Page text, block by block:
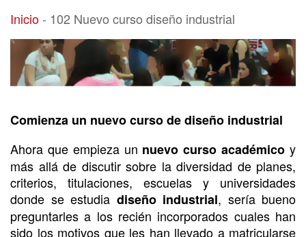
102 Nuevo curso diseño industrial
Inicio- 102 Nuevo curso diseño industrial
Comienza un nuevo curso de diseño industrial
Ahora que empieza un nuevo curso académico y
más allá de discutir sobre la diversidad de planes,
criterios, titulaciones, escuelas y universidades
donde se estudia diseño industrial, sería bueno
preguntarles a los recién incorporados cuales han
sido los motivos que les han llevado a matricularse